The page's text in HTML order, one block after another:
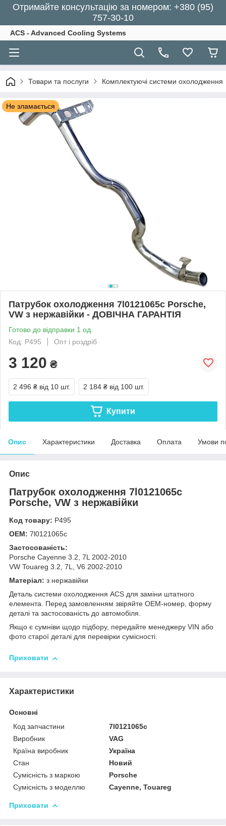
Отримайте консультацію за номером: +380 (95)
757-30-10
ACS - Advanced Cooling Systems
Товари та послуги Комплектуючі системи охолодження
Не зламається
Патрубок охолодження 7l0121065c Porsche,
VW з нержавійки - ДОВІЧНА ГАРАНТІЯ
Готово до відправки 1 од.
Код: Р495
Опт і роздріб
3 120 ₴
2 496 ₴ від 10 шт. 2 184 ₴ від 100 шт.
Купити
Опис Характеристики Доставка Оплата Умови
Опис
Патрубок охолодження 7l0121065c
Porsche, VW з нержавійки
Код товару: Р495
OEM: 7l0121065c
Застосованість:
Porsche Cayenne 3.2, 7L 2002-2010
VW Touareg 3.2, 7L, V6 2002-2010
Матеріал: з нержавійки
Деталь системи охолодження ACS для заміни штатного
елемента. Перед замовленням звіряйте OEM-номер, форму
деталі та застосованість до автомобіля.
Якщо є сумніви щодо підбору, передайте менеджеру VIN або
фото старої деталі для перевірки сумісності.
Приховати
Характеристики
Основні
Код запчастини
7l0121065c
Виробник
VAG
Країна виробник
Україна
Стан
Новий
Сумісність з маркою
Porsche
Сумісність з моделлю
Cayenne, Touareg
Приховати